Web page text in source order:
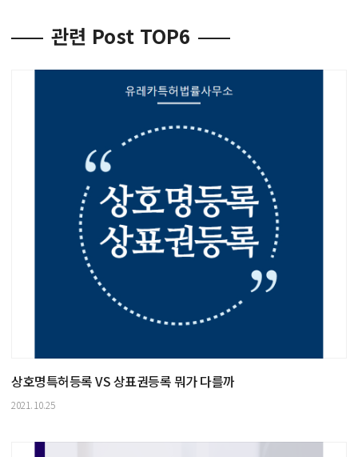
관련 Post TOP6
상호명특허등록 VS 상표권등록 뭐가 다를까
2021.10.25